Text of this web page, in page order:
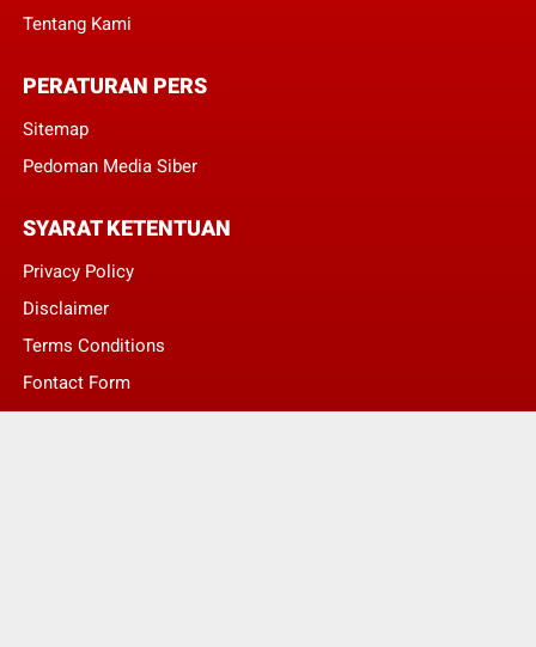
Tentang Kami
PERATURAN PERS
Sitemap
Pedoman Media Siber
SYARAT KETENTUAN
Privacy Policy
Disclaimer
Terms Conditions
Fontact Form